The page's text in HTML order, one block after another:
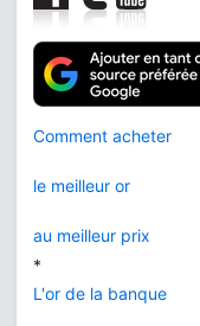
Comment acheter
le meilleur or
au meilleur prix
*
L'or de la banque